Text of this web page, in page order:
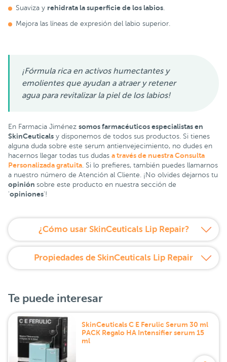
Suaviza y rehidrata la superficie de los labios
Mejora las líneas de expresión del labio superior.
¡Fórmula rica en activos humectantes y
emolientes que ayudan a atraer y retener
agua para revitalizar la piel de los labios!
En Farmacia Jiménez somos farmacéuticos especialistas en
SkinCeuticals y disponemos de todos sus productos. Si tienes
alguna duda sobre este serum antienvejecimiento, no dudes en
hacernos llegar todas tus dudas a través de nuestra Consulta
Personalizada gratuita . Si lo prefieres, también puedes llamarnos
a nuestro número de Atención al Cliente. ¡No olvides dejarnos tu
opinión sobre este producto en nuestra sección de
'opiniones'!
¿Cómo usar SkinCeuticals Lip Repair?
Propiedades de SkinCeuticals Lip Repair
Te puede interesar
SkinCeuticals C E Ferulic Serum 30 ml
PACK Regalo HA Intensifier serum 15
ml